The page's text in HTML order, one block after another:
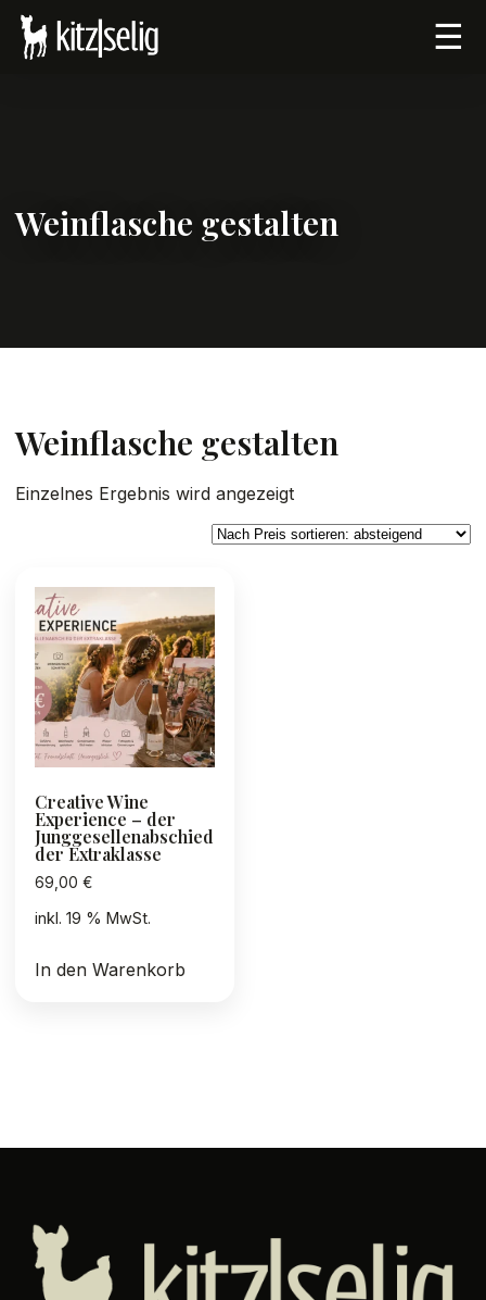
☰
Weinflasche gestalten
Weinflasche gestalten
Einzelnes Ergebnis wird angezeigt
Creative Wine
Experience – der
Junggesellenabschied
der Extraklasse
69,00 €
inkl. 19 % MwSt.
In den Warenkorb